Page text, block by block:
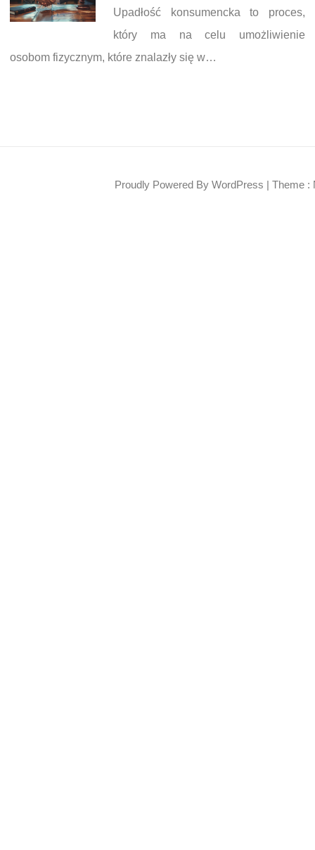
Upadłość konsumencka to proces,
który ma na celu umożliwienie
osobom fizycznym, które znalazły się w…
Proudly Powered By WordPress | Theme :